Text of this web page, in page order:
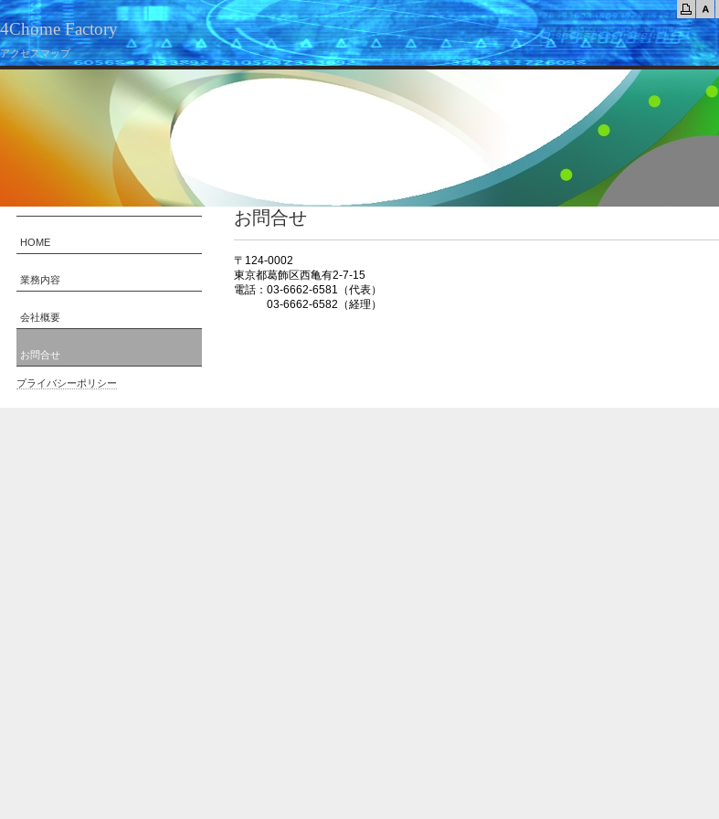
4Chome Factory
アクセスマップ
お問合せ
〒124-0002
東京都葛飾区西亀有2-7-15
電話：03-6662-6581（代表）
03-6662-6582（経理）
HOME
業務内容
会社概要
お問合せ
プライバシーポリシー